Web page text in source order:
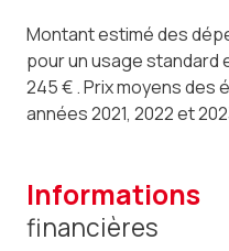
Montant estimé des
pour un usage standard
245 € . Prix moyens des
années 2021, 2022 et
informations
financières